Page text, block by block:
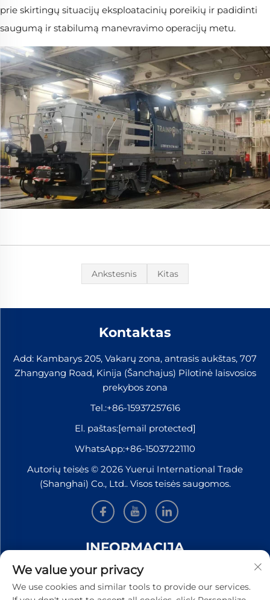
prie skirtingų situacijų eksploatacinių poreikių ir padidinti
saugumą ir stabilumą manevravimo operacijų metu.
Ankstesnis Kitas
Kontaktas
Add: Kambarys 205, Vakarų zona, antrasis aukštas, 707
Zhangyang Road, Kinija (Šanchajus) Pilotinė laisvosios
prekybos zona
Tel.:+86-15937257616
El. paštas:[email protected]
WhatsApp:+86-15037221110
Autorių teisės © 2026 Yuerui International Trade
(Shanghai) Co., Ltd.. Visos teisės saugomos.
INFORMACIJA
Užsiregistruokite, kad gautumėte mūsų savaitinį
naujienlaiškį
We value your privacy
We use cookies and similar tools to provide our services.